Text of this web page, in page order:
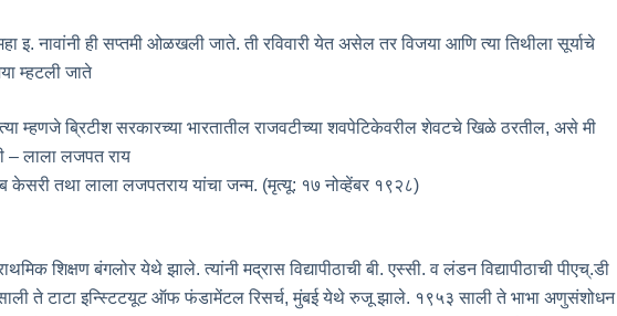
इ. नावांनी ही सप्तमी ओळखली जाते. ती रविवारी येत असेल तर विजया आणि त्या तिथीला सूर्याचे
म्हटली जाते
म्हणजे ब्रिटीश सरकारच्या भारतातील राजवटीच्या शवपेटिकेवरील शेवटचे खिळे ठरतील, असे मी
– लाला लजपत राय
केसरी तथा लाला लजपतराय यांचा जन्म. (मृत्यू: १७ नोव्हेंबर १९२८)
शिक्षण बंगलोर येथे झाले. त्यांनी मद्रास विद्यापीठाची बी. एस्सी. व लंडन विद्यापीठाची पीएच्.डी
साली ते टाटा इन्स्टिटयूट ऑफ फंडामेंटल रिसर्च, मुंबई येथे रुजू झाले. १९५३ साली ते भाभा अणुसंशोधन